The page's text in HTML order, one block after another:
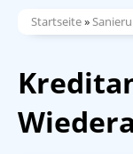
Startseite»